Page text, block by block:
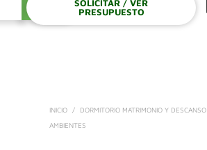
SOLICITAR / VER
PRESUPUESTO
INICIO / DORMITORIO MATRIMONIO Y DESCANSO
AMBIENTES